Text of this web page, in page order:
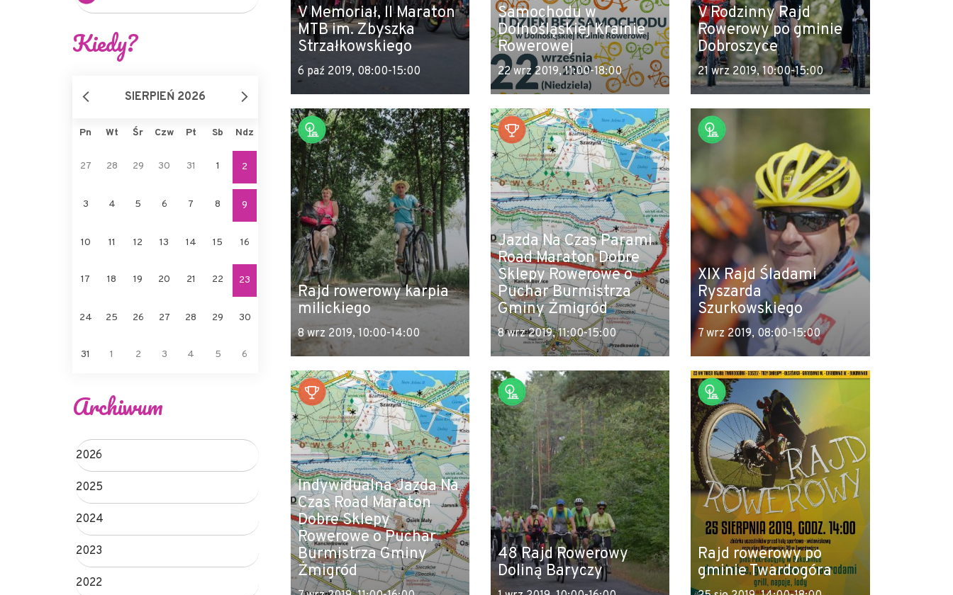
V Memoriał, II Maraton
MTB im. Zbyszka
Strzałkowskiego
6 paź 2019, 08:00-15:00
Samochodu w
Dolnośląskiej Krainie
Rowerowej
22 wrz 2019, 11:00-18:00
V Rodzinny Rajd
Rowerowy po gminie
Dobroszyce
21 wrz 2019, 10:00-15:00
Rajd rowerowy karpia
milickiego
8 wrz 2019, 10:00-14:00
Jazda Na Czas Parami
Road Maraton Dobre
Sklepy Rowerowe o
Puchar Burmistrza
Gminy Żmigród
8 wrz 2019, 11:00-15:00
XIX Rajd Śladami
Ryszarda
Szurkowskiego
7 wrz 2019, 08:00-15:00
Indywidualna Jazda Na
Czas Road Maraton
Dobre Sklepy
Rowerowe o Puchar
Burmistrza Gminy
Żmigród
48 Rajd Rowerowy
Doliną Baryczy
Rajd rowerowy po
gminie Twardogóra
Kiedy?
SIERPIEŃ 2026
Pn Wt Śr Czw Pt Sb Ndz
27 28 29 30 31 1 2
3 4 5 6 7 8 9
10 11 12 13 14 15 16
17 18 19 20 21 22 23
24 25 26 27 28 29 30
31 1 2 3 4 5 6
Archiwum
2026
2025
2024
2023
2022